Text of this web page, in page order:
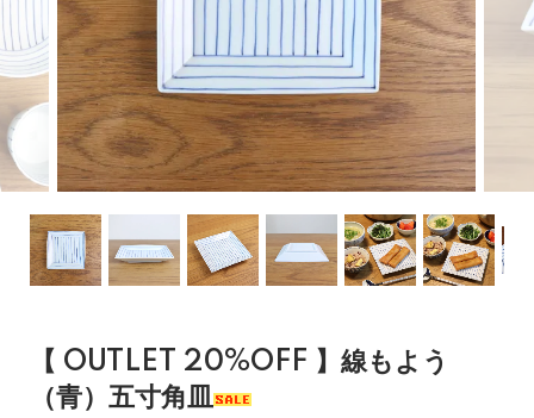
【 OUTLET 20%OFF 】線もよう
（青）五寸角皿